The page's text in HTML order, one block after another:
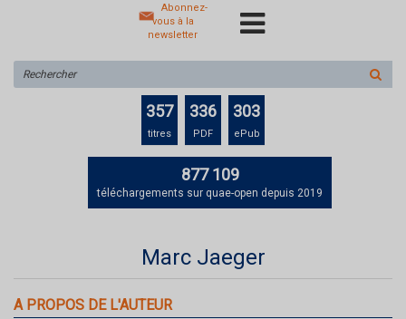
Abonnez-
vous à la
newsletter
sur
le
357
titres
336
PDF
303
ePub
877 109
téléchargements sur quae-open depuis 2019
Marc Jaeger
A PROPOS DE L'AUTEUR